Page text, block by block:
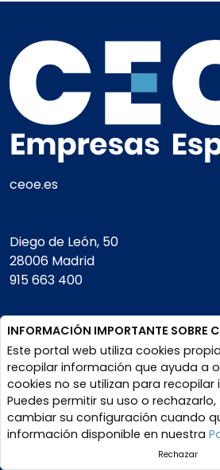
ceoe.es
Diego de León, 50
28006 Madrid
915 663 400
Square
de Meeus, 28.
1000 Bruselas
+32 (0) 2897 87 70
CIF- G28496636
INFORMACIÓN IMPORTANTE SOBRE
Este portal web utiliza cookies
recopilar información que ayuda a
cookies no se utilizan para
Puedes permitir su uso o
cambiar su configuración cuando
información disponible en nuestra
Rechazar